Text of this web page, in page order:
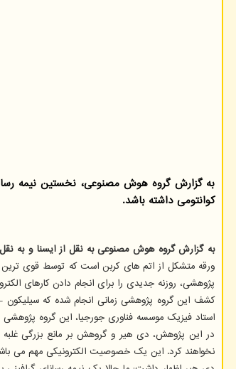
به گزارش گروه هوش مصنوعی، نخستین نیمه
کوانتومی داشته باشد.
به گزارش گروه هوش مصنوعی به نقل از ایسنا و به
ورقه متشکل از اتم های کربن است که توسط قوی ترین
پژوهشی، روزنه جدیدی را برای انجام دادن کارهای
استاد فیزیک موسسه فناوری جورجیا، این گروه
در این پژوهش، دی هیر و گروهش بر مانع بزرگی غلبه
نخواهند کرد. این یک خصوصیت الکترونیکی مهم می